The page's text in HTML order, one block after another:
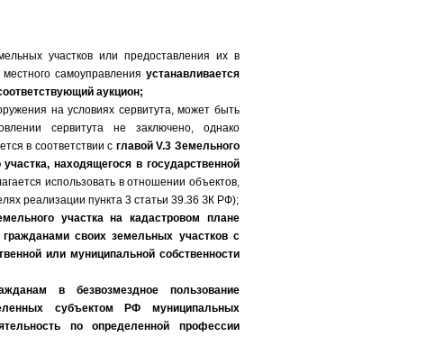
участков или предоставления их в
самоуправления устанавливается
аукцион;
на условиях сервитута, может быть
сервитута не заключено, однако
в соответствии с главой V.3 Земельного
находящегося в государственной
использовать в отношении объектов,
реализации пункта 3 статьи 39.36 ЗК РФ);
участка на кадастровом плане
своих земельных участков с
или муниципальной собственности
в безвозмездное пользование
субъектом РФ муниципальных
по определенной профессии